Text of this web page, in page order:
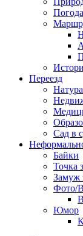
Погода
Переезд
Сад в
Байки
Точка
Замуж
Фото/
Юмор